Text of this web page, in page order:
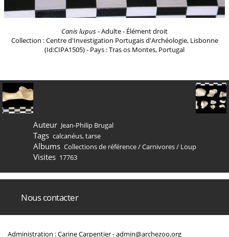
Canis lupus- Adulte - Élément droit
Collection : Centre d'Investigation Portugais d'Archéologie, Lisbonne
(Id:CIPA1505) - Pays : Tras os Montes, Portugal
Auteur Jean-Philip Brugal
Tags calcanéus,tarse
Albums Collections de référence/Carnivores/ Loup
Visites 17763
Nous contacter
Administration : Carine Carpentier -admin@archezoo.org